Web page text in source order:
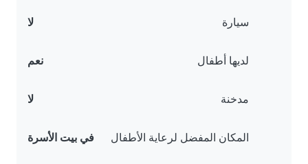
سيارة لا
لديها أطفال نعم
مدخنة لا
المكان المفضل لرعاية الأطفال في بيت الأسرة